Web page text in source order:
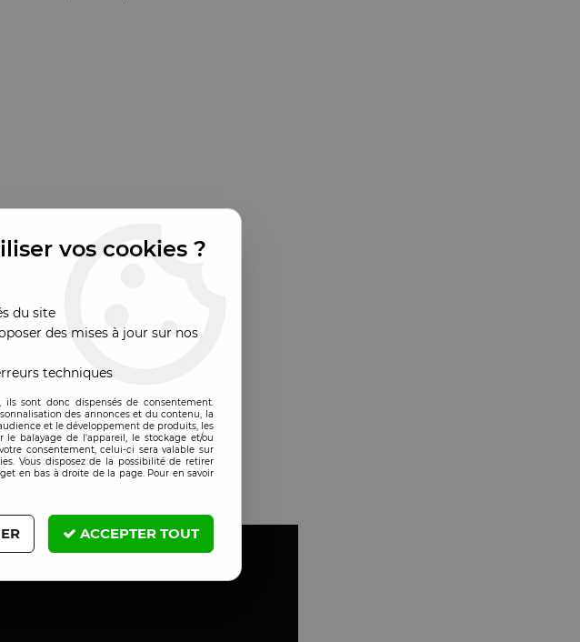
si nécessaire).
peintes.
vos cookies ?
du site
des mises à jour sur nos
techniques
ils sont donc dispensés de consentement.
des annonces et du contenu, la
et le développement de produits, les
balayage de l'appareil, le stockage et/ou
consentement, celui-ci sera valable sur
Vous disposez de la possibilité de retirer
en bas à droite de la page. Pour en savoir
ACCEPTER TOUT